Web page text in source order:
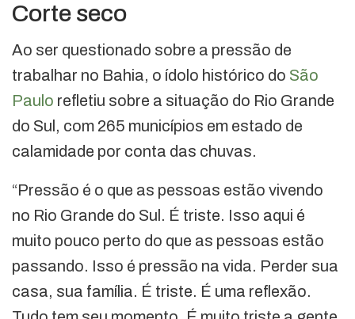
Corte seco
Ao ser questionado sobre a pressão de
trabalhar no Bahia, o ídolo histórico do São
Paulo refletiu sobre a situação do Rio Grande
do Sul, com 265 municípios em estado de
calamidade por conta das chuvas.
“Pressão é o que as pessoas estão vivendo
no Rio Grande do Sul. É triste. Isso aqui é
muito pouco perto do que as pessoas estão
passando. Isso é pressão na vida. Perder sua
casa, sua família. É triste. É uma reflexão.